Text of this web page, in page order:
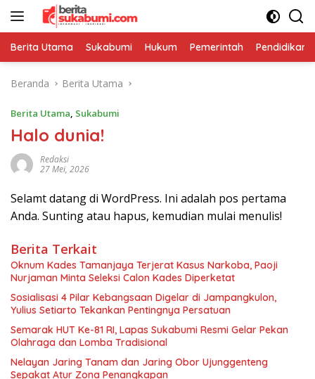
Langsung
Berita Utama Sukabumi Hukum Pemerintah Pendidikan
Beranda Berita Utama
Berita Utama, Sukabumi
Halo dunia!
Redaksi
27 Mei, 2026
Selamt datang di WordPress. Ini adalah pos pertama
Anda. Sunting atau hapus, kemudian mulai menulis!
Berita Terkait
Oknum Kades Tamanjaya Terjerat Kasus Narkoba, Paoji
Nurjaman Minta Seleksi Calon Kades Diperketat
Sosialisasi 4 Pilar Kebangsaan Digelar di Jampangkulon,
Yulius Setiarto Tekankan Pentingnya Persatuan
Semarak HUT Ke-81 RI, Lapas Sukabumi Resmi Gelar Pekan
Olahraga dan Lomba Tradisional
Nelayan Jaring Tanam dan Jaring Obor Ujunggenteng
Sepakat Atur Zona Penangkapan